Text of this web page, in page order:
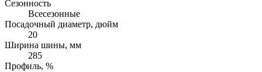
Сезонность
Всесезонные
Посадочный диаметр, дюйм
20
Ширина шины, мм
285
Профиль, %